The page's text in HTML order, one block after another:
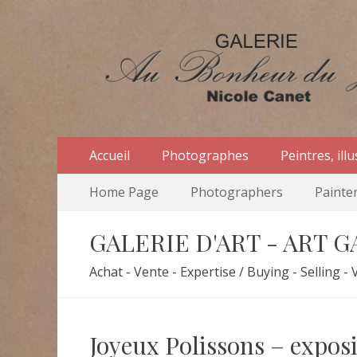
Au Bonheur du Jour
Le site officiel de la Galerie d'Art Au Bonheur du
Menu
primaire
contenu
Accueil Photographes Peintres,
Menu
Home Page Photographers
GALERIE D'ART - ART
Achat - Vente - Expertise / Buying - Selling -
Joyeux Polissons –